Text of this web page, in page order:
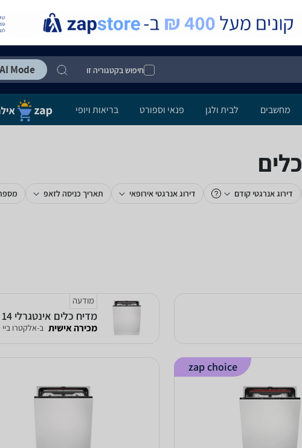
חיפוש בקטגוריה זו
מחשבים לבית ולגן פנאי וספורט בריאות ויופי
דירוג אנרגטי קודם דירוג אנרגטי אירופאי תאריך כניסה לזאפ
מודעה
מדיח כלים אינטגרלי 14 מע' AEG FSR93817P Comfort Lift
מכירה אישית ב-אלקטרו ביי
zap choice